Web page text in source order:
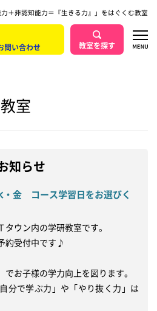
力＋非認知能力＝『生きる力』」をはぐくむ教室
問い合わせ
教室を探す
室
知らせ
コース学習日をお選びく
ウン内の学研教室です。
約受付中です♪
お子様の学力向上を図ります。
分で学ぶ力」や「やり抜く力」は